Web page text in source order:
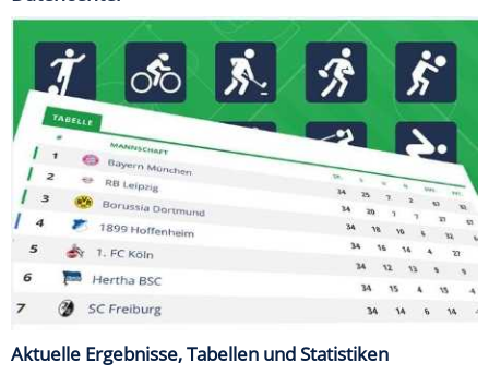
Aktuelle Ergebnisse, Tabellen und Statistiken